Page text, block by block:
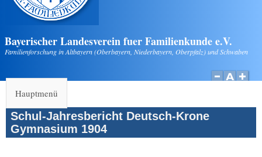
Bayerischer Landesverein fuer Familienkunde e.V.
Familienforschung in Altbayern (Oberbayern, Niederbayern, Oberpfalz) und Schwaben
Hauptmenü
Schul-Jahresbericht Deutsch-Krone
Gymnasium 1904